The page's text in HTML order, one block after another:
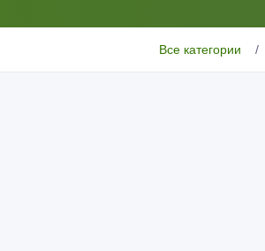
Все категории